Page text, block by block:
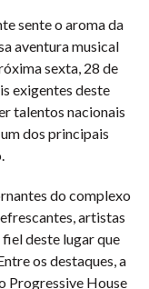
sente o aroma da
aventura musical
sexta, 28 de
exigentes deste
talentos nacionais
dos principais
do complexo
artistas
deste lugar que
os destaques, a
Progressive House